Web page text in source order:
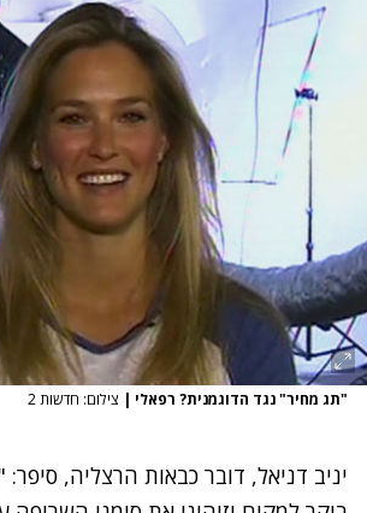
"תג מחיר" נגד הדוגמנית? רפאלי | צילום: חדשות 2
יניב דניאל, דובר כבאות הרצליה, סיפר: